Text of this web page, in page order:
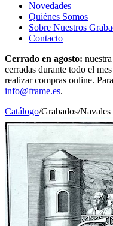
Novedades
Quiénes Somos
Sobre Nuestros
Contacto
Cerrado en agosto:
cerradas durante todo el
realizar compras online.
info@frame.es.
Catálogo/Grabados/Navales